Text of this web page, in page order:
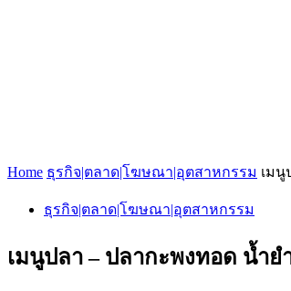
Home ธุรกิจ|ตลาด|โฆษณา|อุตสาหกรรม เมนู
ธุรกิจ|ตลาด|โฆษณา|อุตสาหกรรม
เมนูปลา – ปลากะพงทอด น้ำย